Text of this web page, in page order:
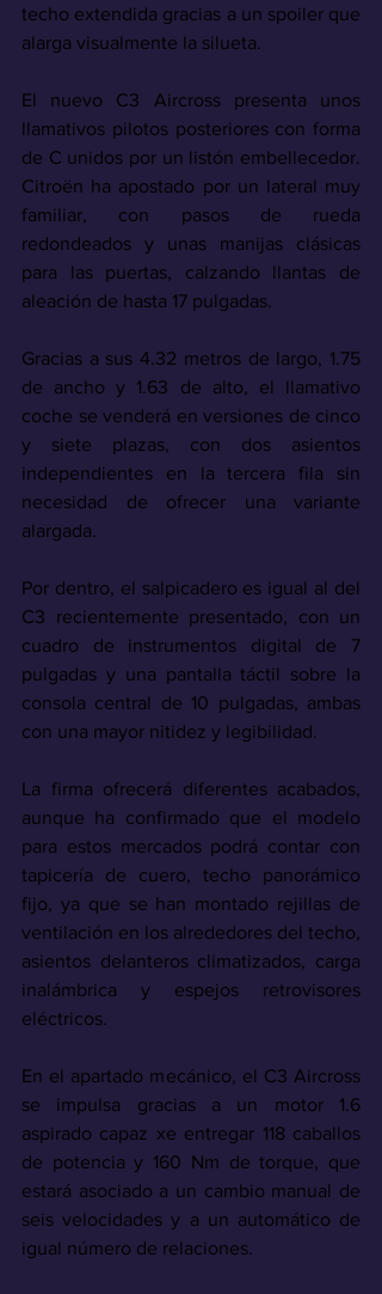
techo extendida gracias a un spoiler que
alarga visualmente la silueta.
El nuevo C3 Aircross presenta unos
llamativos pilotos posteriores con forma
de C unidos por un listón embellecedor.
Citroën ha apostado por un lateral muy
familiar, con pasos de rueda
redondeados y unas manijas clásicas
para las puertas, calzando llantas de
aleación de hasta 17 pulgadas.
Gracias a sus 4.32 metros de largo, 1.75
de ancho y 1.63 de alto, el llamativo
coche se venderá en versiones de cinco
y siete plazas, con dos asientos
independientes en la tercera fila sin
necesidad de ofrecer una variante
alargada.
Por dentro, el salpicadero es igual al del
C3 recientemente presentado, con un
cuadro de instrumentos digital de 7
pulgadas y una pantalla táctil sobre la
consola central de 10 pulgadas, ambas
con una mayor nitidez y legibilidad.
La firma ofrecerá diferentes acabados,
aunque ha confirmado que el modelo
para estos mercados podrá contar con
tapicería de cuero, techo panorámico
fijo, ya que se han montado rejillas de
ventilación en los alrededores del techo,
asientos delanteros climatizados, carga
inalámbrica y espejos retrovisores
eléctricos.
En el apartado mecánico, el C3 Aircross
se impulsa gracias a un motor 1.6
aspirado capaz xe entregar 118 caballos
de potencia y 160 Nm de torque, que
estará asociado a un cambio manual de
seis velocidades y a un automático de
igual número de relaciones.